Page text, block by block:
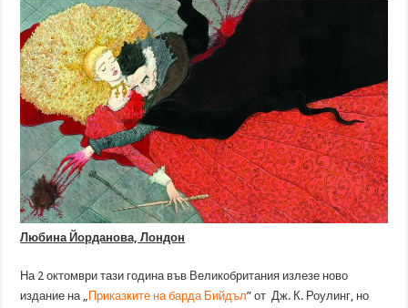
Любина Йорданова, Лондон
На 2 октомври тази година във Великобритания излезе ново
издание на „ Приказките на барда Бийдъл” от Дж. К. Роулинг, но